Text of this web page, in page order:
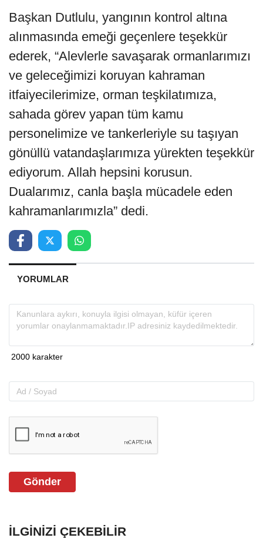
Başkan Dutlulu, yangının kontrol altına
alınmasında emeği geçenlere teşekkür
ederek, “Alevlerle savaşarak ormanlarımızı
ve geleceğimizi koruyan kahraman
itfaiyecilerimize, orman teşkilatımıza,
sahada görev yapan tüm kamu
personelimize ve tankerleriyle su taşıyan
gönüllü vatandaşlarımıza yürekten teşekkür
ediyorum. Allah hepsini korusun.
Dualarımız, canla başla mücadele eden
kahramanlarımızla” dedi.
YORUMLAR
Gönder
İLGINIZI ÇEKEBILIR